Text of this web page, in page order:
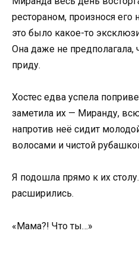
рестораном, произнося его
это было какое-то
Она даже не предполагала,
приду.
Хостес едва успела
заметила их — Миранду,
напротив неё сидит
волосами и чистой
Я подошла прямо к их
расширились.
«Мама?! Что ты…»